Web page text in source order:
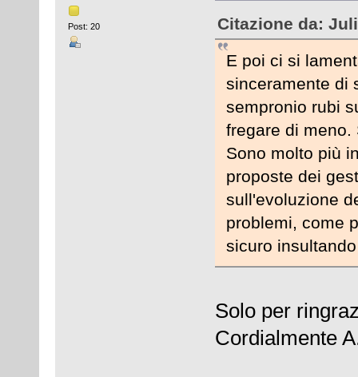
Post: 20
Citazione da:
E poi ci si
sinceramente di
sempronio rubi
fregare di meno.
Sono molto più
proposte dei
sull'evoluzione
problemi, come
sicuro
Solo per
Cordialmente